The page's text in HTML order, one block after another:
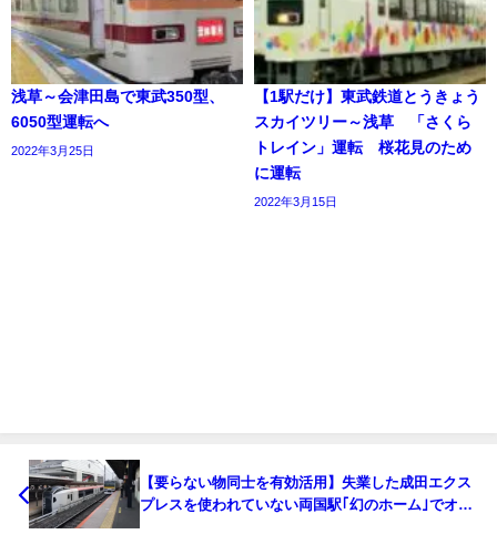
浅草～会津田島で東武350型、
6050型運転へ
2022年3月25日
【1駅だけ】東武鉄道とうきょう
スカイツリー～浅草 「さくら
トレイン」運転 桜花見のため
に運転
2022年3月15日
【要らない物同士を有効活用】失業した成田エクス
プレスを使われていない両国駅｢幻のホーム｣でオフ